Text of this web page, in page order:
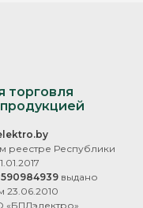
торговля
реестре Республики
выдано